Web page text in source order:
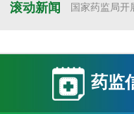
滚动新闻 国家药监局
国家药监局
国家药监局药
药监